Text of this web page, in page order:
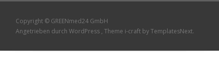
Copyright © GREENmed24 GmbH
Angetrieben durch WordPress , Theme i-craft by TemplatesNext.